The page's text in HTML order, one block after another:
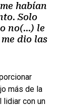
habían
Solo
no(...) le
dio las
más de la
lidiar con un